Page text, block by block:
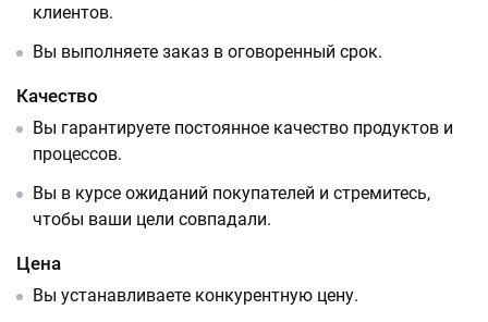
клиентов.
Вы выполняете заказ в оговоренный срок.
Качество
Вы гарантируете постоянное качество продуктов и
процессов.
Вы в курсе ожиданий покупателей и стремитесь,
чтобы ваши цели совпадали.
Цена
Вы устанавливаете конкурентную цену.